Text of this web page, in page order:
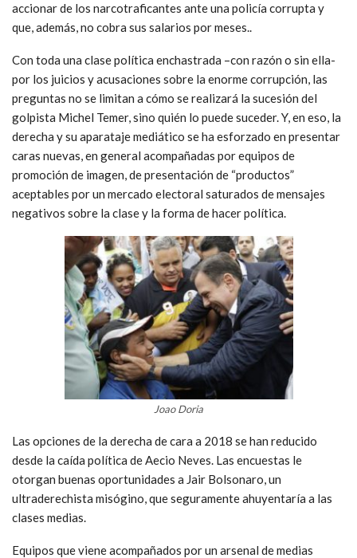
accionar de los narcotraficantes ante una policía corrupta y
que, además, no cobra sus salarios por meses..
Con toda una clase política enchastrada –con razón o sin ella-
por los juicios y acusaciones sobre la enorme corrupción, las
preguntas no se limitan a cómo se realizará la sucesión del
golpista Michel Temer, sino quién lo puede suceder. Y, en eso, la
derecha y su aparataje mediático se ha esforzado en presentar
caras nuevas, en general acompañadas por equipos de
promoción de imagen, de presentación de “productos”
aceptables por un mercado electoral saturados de mensajes
negativos sobre la clase y la forma de hacer política.
Joao Doria
Las opciones de la derecha de cara a 2018 se han reducido
desde la caída política de Aecio Neves. Las encuestas le
otorgan buenas oportunidades a Jair Bolsonaro, un
ultraderechista misógino, que seguramente ahuyentaría a las
clases medias.
Equipos que viene acompañados por un arsenal de medias